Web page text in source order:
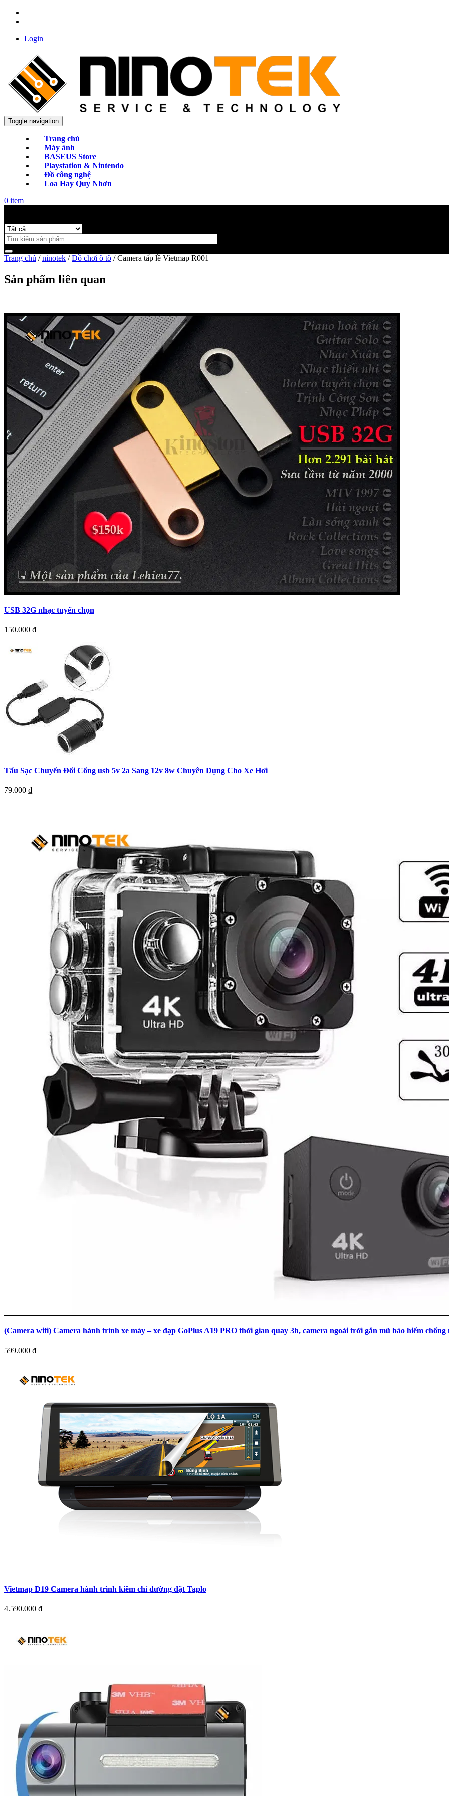
Login
Toggle navigation
Trang chủ
Máy ảnh
BASEUS Store
Playstation & Nintendo
Đồ công nghệ
Loa Hay Quy Nhơn
0 item
Trang chủ /ninotek /Đồ chơi ô tô / Camera tấp lề Vietmap R001
Sản phẩm liên quan
USB 32G nhạc tuyển chọn
150.000 ₫
Tẩu Sạc Chuyển Đổi Cổng usb 5v 2a Sang 12v 8w Chuyên Dụng Cho Xe Hơi
79.000 ₫
(Camera wifi) Camera hành trình xe máy – xe đạp GoPlus A19 PRO thời gian quay 3h, camera ngoài trời gắn mũ bảo hiểm chống
599.000 ₫
Vietmap D19 Camera hành trình kiêm chỉ đường đặt Taplo
4.590.000 ₫